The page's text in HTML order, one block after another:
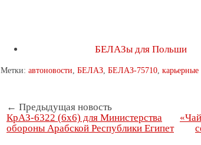
БЕЛАЗы для Польши
Метки: автоновости БЕЛАЗ БЕЛАЗ-75710
← Предыдущая новость
КрАЗ-6322 (6х6) для Министерства
обороны Арабской Республики Египет